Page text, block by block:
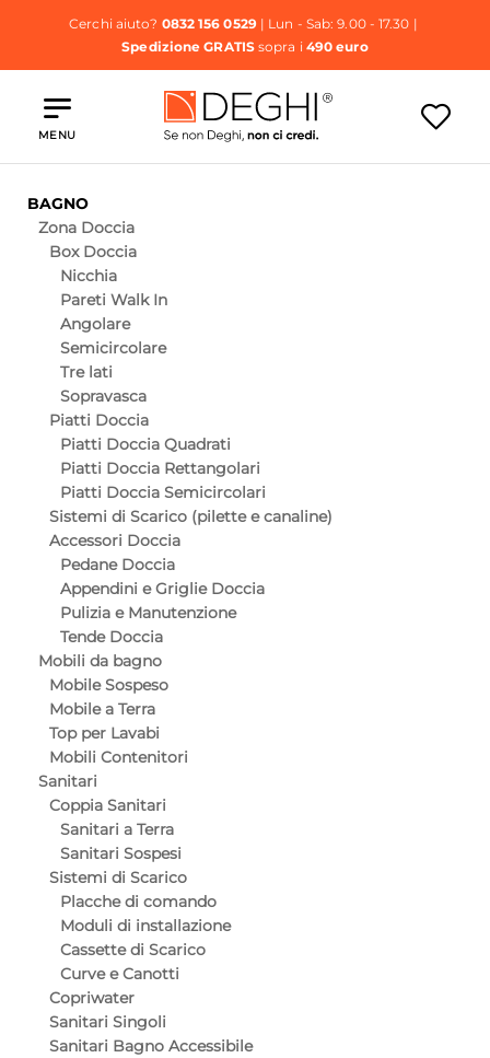
Cerchi aiuto? 0832 156 0529| Lun - Sab: 9.00 - 17.30 |
Spedizione GRATISsopra i 490 euro
MENU
BAGNO
Zona Doccia
Box Doccia
Nicchia
Pareti Walk In
Angolare
Semicircolare
Tre lati
Sopravasca
Piatti Doccia
Piatti Doccia Quadrati
Piatti Doccia Rettangolari
Piatti Doccia Semicircolari
Sistemi di Scarico (pilette e canaline)
Accessori Doccia
Pedane Doccia
Appendini e Griglie Doccia
Pulizia e Manutenzione
Tende Doccia
Mobili da bagno
Mobile Sospeso
Mobile a Terra
Top per Lavabi
Mobili Contenitori
Sanitari
Coppia Sanitari
Sanitari a Terra
Sanitari Sospesi
Sistemi di Scarico
Placche di comando
Moduli di installazione
Cassette di Scarico
Curve e Canotti
Copriwater
Sanitari Singoli
Sanitari Bagno Accessibile